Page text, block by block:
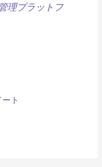
理プラットフ
ト